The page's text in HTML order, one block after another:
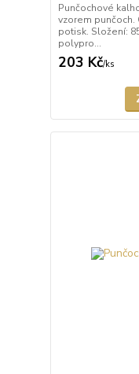
Punčochové
vzorem punčoch.
potisk. Složení:
polypro...
203 Kč/ks